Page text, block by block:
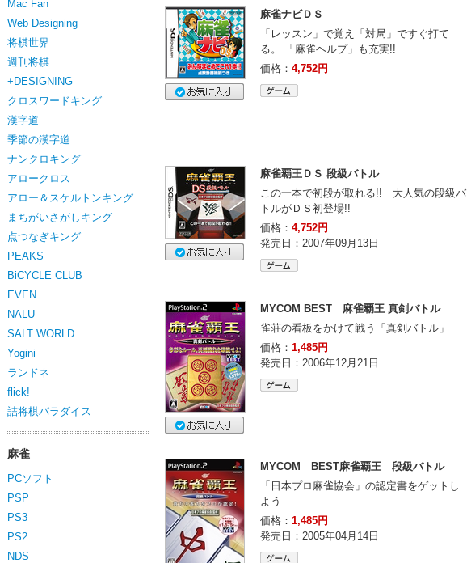
麻雀ナビＤＳ
「レッスン」で覚え「対局」ですぐ打て
る。 「麻雀ヘルプ」も充実!!
価格： 4,752円
麻雀覇王ＤＳ 段級バトル
この一本で初段が取れる!! 大人気の段級バ
トルがＤＳ初登場!!
価格： 4,752円
発売日：2007年09月13日
MYCOM BEST 麻雀覇王 真剣バトル
雀荘の看板をかけて戦う「真剣バトル」
価格： 1,485円
発売日：2006年12月21日
MYCOM BEST麻雀覇王 段級バトル
「日本プロ麻雀協会」の認定書をゲットし
よう
価格： 1,485円
発売日：2005年04月14日
Mac Fan
Web Designing
将棋世界
週刊将棋
+DESIGNING
クロスワードキング
漢字道
季節の漢字道
ナンクロキング
アロークロス
アロー＆スケルトンキング
まちがいさがしキング
点つなぎキング
PEAKS
BiCYCLE CLUB
EVEN
NALU
SALT WORLD
Yogini
ランドネ
flick!
詰将棋パラダイス
麻雀
PCソフト
PSP
PS3
PS2
NDS